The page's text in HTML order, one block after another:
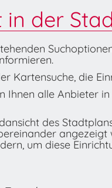
der
Kartensuche, die
Ihnen alle Anbieter
des
angezeigt
um diese